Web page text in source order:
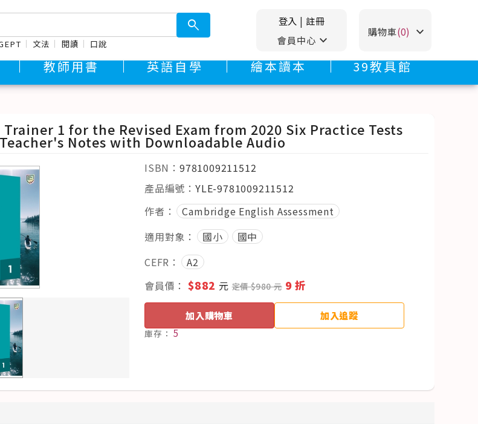
search
文法 閱讀 口說
登入 | 註冊
會員中心 stat_minus_1
購物車(0) stat_minus_1
教師用書 英語自學 繪本讀本 39教具館
1 for the Revised Exam from 2020 Six Practice Tests
Notes with Downloadable Audio
ISBN： 9781009211512
產品編號： YLE-9781009211512
作者：
Cambridge English Assessment
適用對象：
國小
國中
CEFR：
A2
會員價： $882 元定價 $980 元 9 折
加入購物車 加入追蹤
庫存： 5